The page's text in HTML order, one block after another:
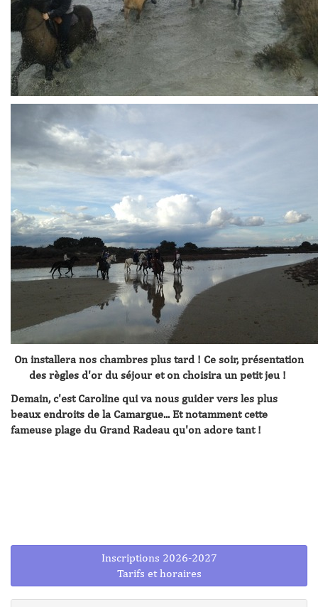
On installera nos chambres plus tard ! Ce soir, présentation
des règles d'or du séjour et on choisira un petit jeu !
Demain, c'est Caroline qui va nous guider vers les plus
beaux endroits de la Camargue... Et notamment cette
fameuse plage du Grand Radeau qu'on adore tant !
Inscriptions 2026-2027
Tarifs et horaires